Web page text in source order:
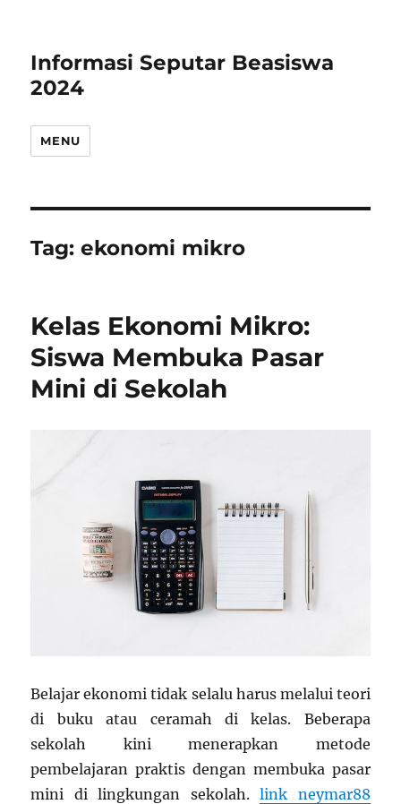
Informasi Seputar Beasiswa
2024
MENU
Tag:ekonomi mikro
Kelas Ekonomi Mikro:
Siswa Membuka Pasar
Mini di Sekolah
Belajar ekonomi tidak selalu harus melalui teori
di buku atau ceramah di kelas. Beberapa
sekolah kini menerapkan metode
pembelajaran praktis dengan membuka pasar
mini di lingkungan sekolah.link neymar88